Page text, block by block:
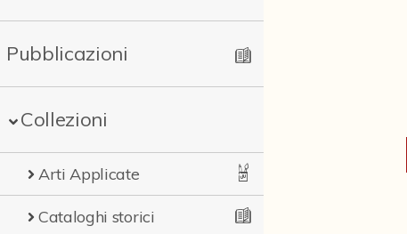
Pubblicazioni
Collezioni
Arti Applicate
Cataloghi storici